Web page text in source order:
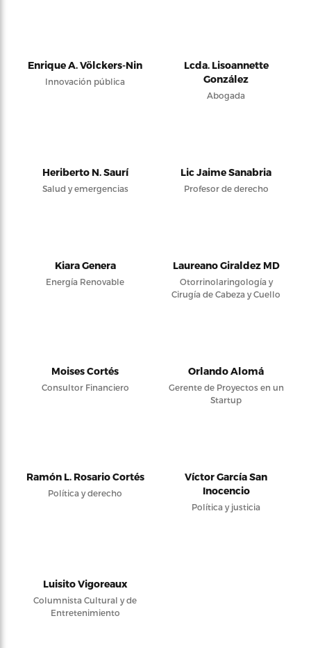
Enrique A. Völckers-Nin
Innovación pública
Lcda. Lisoannette
González
Abogada
Heriberto N. Saurí
Salud y emergencias
Lic Jaime Sanabria
Profesor de derecho
Kiara Genera
Energía Renovable
Laureano Giraldez MD
Otorrinolaringología y
Cirugía de Cabeza y Cuello
Moises Cortés
Consultor Financiero
Orlando Alomá
Gerente de Proyectos en un
Startup
Ramón L. Rosario Cortés
Política y derecho
Víctor García San
Inocencio
Política y justicia
Luisito Vigoreaux
Columnista Cultural y de
Entretenimiento